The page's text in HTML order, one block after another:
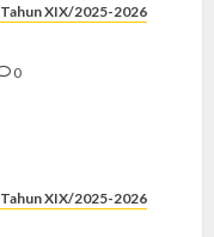
Tahun XIX/2025-2026
0
Tahun XIX/2025-2026